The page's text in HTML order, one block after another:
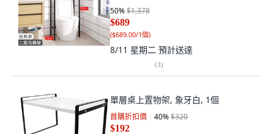
50%$1,378
$689
($689.00/1個)
8/11 星期二 預計送達
(3)
單層桌上置物架, 象牙白, 1個
首購折扣價 40%$320
$192